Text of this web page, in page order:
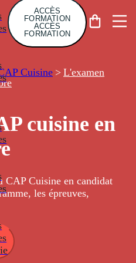
ACCÈS
FORMATION
ACCÈS
FORMATION
Cuisine > L'examen
cuisine en
CAP Cuisine en candidat
les épreuves,